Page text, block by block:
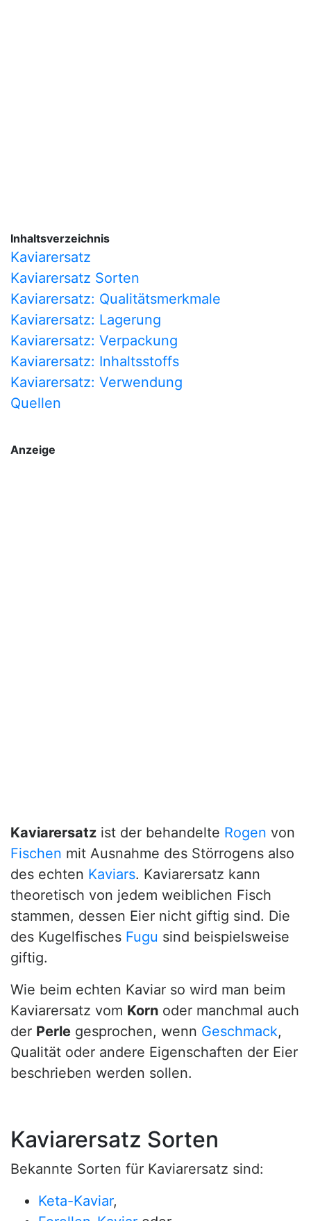
Inhaltsverzeichnis
Kaviarersatz
Kaviarersatz Sorten
Kaviarersatz: Qualitätsmerkmale
Kaviarersatz: Lagerung
Kaviarersatz: Verpackung
Kaviarersatz: Inhaltsstoffs
Kaviarersatz: Verwendung
Quellen
Anzeige
Kaviarersatz ist der behandelte Rogen von
Fischen mit Ausnahme des Störrogens also
des echten Kaviars. Kaviarersatz kann
theoretisch von jedem weiblichen Fisch
stammen, dessen Eier nicht giftig sind. Die
des Kugelfisches Fugu sind beispielsweise
giftig.
Wie beim echten Kaviar so wird man beim
Kaviarersatz vom Korn oder manchmal auch
der Perle gesprochen, wenn Geschmack,
Qualität oder andere Eigenschaften der Eier
beschrieben werden sollen.
Kaviarersatz Sorten
Bekannte Sorten für Kaviarersatz sind:
Keta-Kaviar,